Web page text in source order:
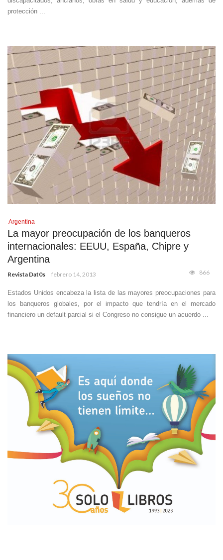
protección ...
Argentina
La mayor preocupación de los banqueros
internacionales: EEUU, España, Chipre y
Argentina
Revista Dat0s febrero 14, 2013 866
Estados Unidos encabeza la lista de las mayores preocupaciones para
los banqueros globales, por el impacto que tendría en el mercado
financiero un default parcial si el Congreso no consigue un acuerdo ...